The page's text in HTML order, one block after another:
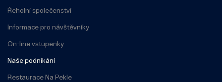
Řeholní společenství
Informace pro návštěvníky
On-line vstupenky
Naše podnikání
Restaurace Na Pekle